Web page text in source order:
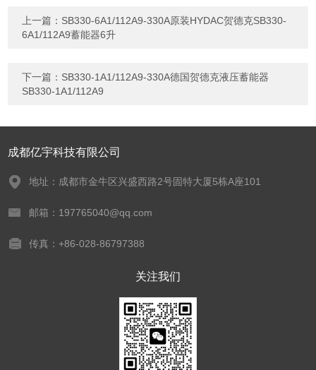
上一篇： SB330-6A1/112A9-330A原装HYDAC贺德克SB330-
6A1/112A9蓄能器6升
下一篇： SB330-1A1/112A9-330A德国贺德克液压蓄能器
SB330-1A1/112A9
成都亿宇科技有限公司
地址：成都市金牛区兴盛西路2号固特大厦5栋A座101
邮箱：197765040@qq.com
传真：+86-028-86797388
关注我们